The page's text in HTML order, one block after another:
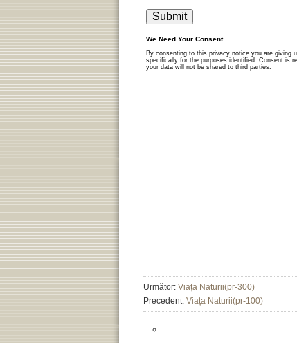
Următor: Viața Naturii(pr-300)
Precedent: Viața Naturii(pr-100)